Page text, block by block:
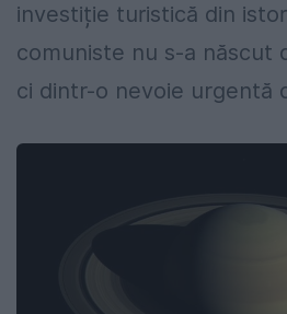
investiție turistică din
comuniste nu s-a născut
ci dintr-o nevoie urgentă